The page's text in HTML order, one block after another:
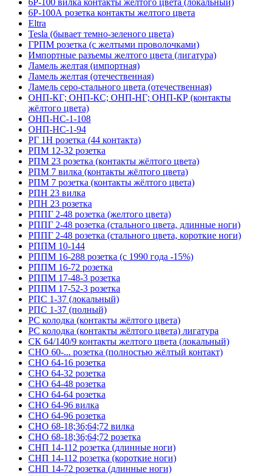
6Р-100А розетка контакты желтого цвета
Eltra
Tesla (бывает темно-зеленого цвета)
ГРПМ розетка (с желтыми проволочками)
Импортные разъемы желтого цвета (лигатура)
Ламель желтая (импортная)
Ламель желтая (отечественная)
Ламель серо-стального цвета (отечественная)
ОНП-КГ; ОНП-КС; ОНП-НГ; ОНП-КР (контакты
жёлтого цвета)
ОНП-НС-1-108
ОНП-НС-1-94
РГ 1Н розетка (44 контакта)
РПМ 12-32 розетка
РПМ 23 розетка (контакты жёлтого цвета)
РПМ 7 вилка (контакты жёлтого цвета)
РПМ 7 розетка (контакты жёлтого цвета)
РПН 23 вилка
РПН 23 розетка
РППГ 2-48 розетка (желтого цвета)
РППГ 2-48 розетка (стального цвета, длинные ноги)
РППГ 2-48 розетка (стального цвета, короткие ноги)
РППМ 10-144
РППМ 16-288 розетка (с 1990 года -15%)
РППМ 16-72 розетка
РППМ 17-48-3 розетка
РППМ 17-52-3 розетка
РПС 1-37 (локальный)
РПС 1-37 (полный)
РС колодка (контакты жёлтого цвета)
РС колодка (контакты жёлтого цвета) лигатура
СК 64/140/9 контакты желтого цвета (локальный)
СНО 60-... розетка (полностью жёлтый контакт)
СНО 64-16 розетка
СНО 64-32 розетка
СНО 64-48 розетка
СНО 64-64 розетка
СНО 64-96 вилка
СНО 64-96 розетка
СНО 68-18;36;64;72 вилка
СНО 68-18;36;64;72 розетка
СНП 14-112 розетка (длинные ноги)
СНП 14-112 розетка (короткие ноги)
СНП 14-72 розетка (длинные ноги)